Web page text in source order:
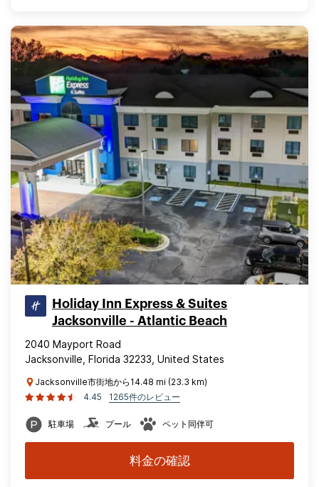
Holiday Inn Express & Suites
Jacksonville - Atlantic Beach
2040 Mayport Road
Jacksonville, Florida 32233, United States
Jacksonville市街地から14.48 mi (23.3 km)
4.45
1265件のレビュー
駐車場 プール ペット同伴可
料金の確認